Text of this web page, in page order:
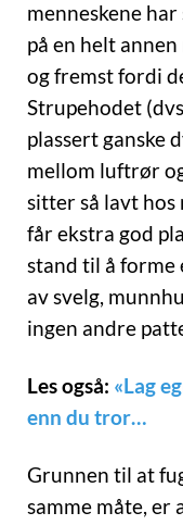
menneskene
på en helt
og fremst fordi
Strupehodet
plassert ganske
mellom luftrør
sitter så lavt hos
får ekstra god
stand til å forme
av svelg,
ingen andre
Les også: «Lag
enn du tror…
Grunnen til at
samme måte, er